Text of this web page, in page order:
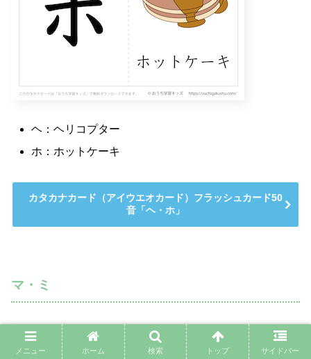
ヘ：ヘリコプター
ホ：ホットケーキ
カタカナカード（アイウエオカード）フラッシュカード50
音「ヘ・ホ」
マ・ミ
メニュー ホーム 検索 トップ サイドバー